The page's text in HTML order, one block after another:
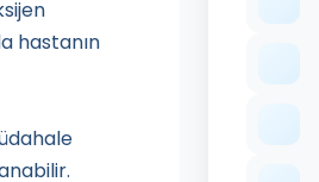
hastanın